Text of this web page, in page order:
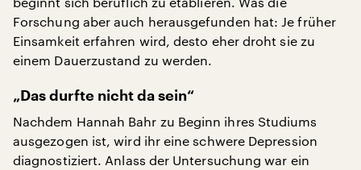
Forschung aber auch herausgefunden hat: Je früher
Einsamkeit erfahren wird, desto eher droht sie zu
einem Dauerzustand zu werden.
„Das durfte nicht da sein“
Nachdem Hannah Bahr zu Beginn ihres Studiums
ausgezogen ist, wird ihr eine schwere Depression
diagnostiziert. Anlass der Untersuchung war ein